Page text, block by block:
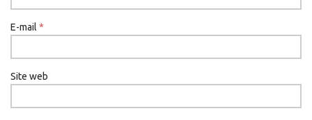
E-mail *
Site web